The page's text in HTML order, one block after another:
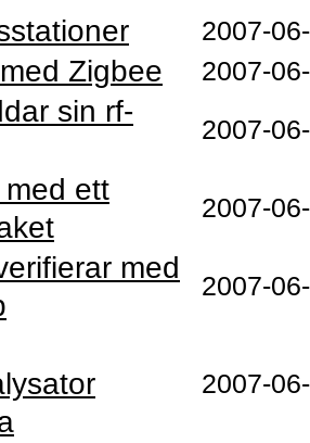
2007-
Zigbee 2007-
sin rf-
2007-
ett
2007-
med
2007-
2007-